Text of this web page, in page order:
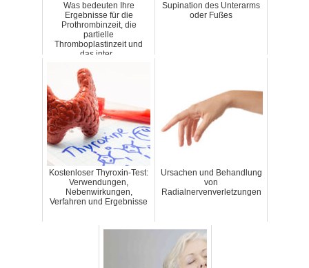
Was bedeuten Ihre
Ergebnisse für die
Prothrombinzeit, die
partielle
Thromboplastinzeit und
das inter...
Supination des Unterarms
oder Fußes
Kostenloser Thyroxin-Test:
Verwendungen,
Nebenwirkungen,
Verfahren und Ergebnisse
Ursachen und Behandlung
von
Radialnervenverletzungen